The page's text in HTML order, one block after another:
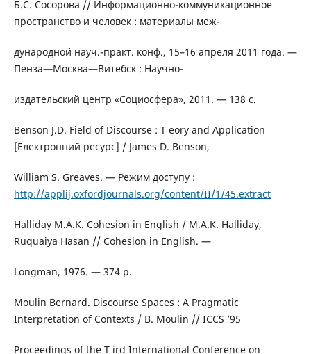
Б.С. Сосорова // Информационно-коммуникационное
пространство и человек : материалы меж-
дународной науч.-практ. конф., 15–16 апреля 2011 года. —
Пенза—Москва—Витебск : Научно-
издательский центр «Социосфера», 2011. — 138 с.
Benson J.D. Field of Discourse : T eory and Application
[Електронний ресурс] / James D. Benson,
William S. Greaves. — Режим доступу :
http://applij.oxfordjournals.org/content/II/1/45.extract
Halliday M.A.K. Cohesion in English / M.A.K. Halliday,
Ruquaiya Hasan // Cohesion in English. —
Longman, 1976. — 374 p.
Moulin Bernard. Discourse Spaces : A Pragmatic
Interpretation of Contexts / B. Moulin // ICCS ’95
Proceedings of the T ird International Conference on